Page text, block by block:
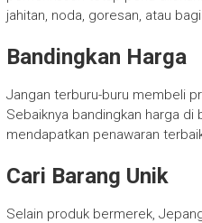
jahitan, noda, goresan, atau
Bandingkan Harga
Jangan terburu-buru membeli
Sebaiknya bandingkan harga
mendapatkan penawaran
Cari Barang Unik
Selain produk bermerek,